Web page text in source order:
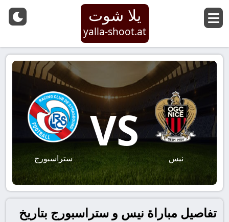
يلا شوت
yalla-shoot.at
نيس
VS
ستراسبورج
تفاصيل مباراة نيس و ستراسبورج بتاريخ